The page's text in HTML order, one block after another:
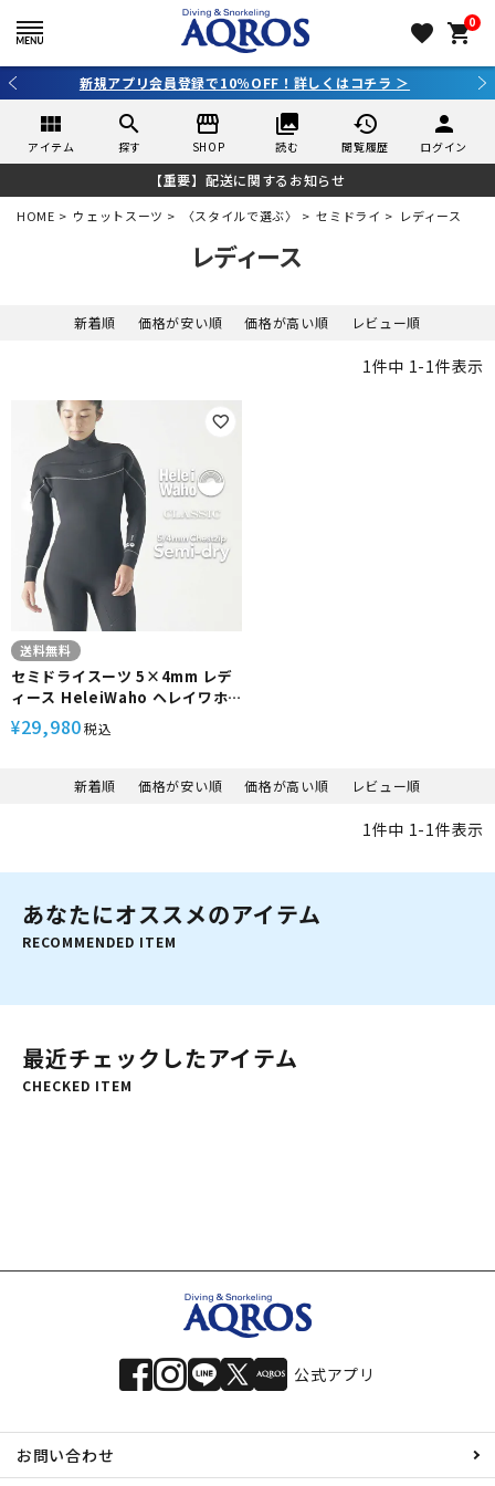
favorite 0
shopping_cart
新規アプリ会員登録で10％OFF！詳しくはコチラ ＞
view_module
アイテム
search
探す
storefront
SHOP
collections
読む
history
閲覧履歴
person
ログイン
【重要】配送に関するお知らせ
HOME ウェットスーツ 〈スタイルで選ぶ〉 セミドライ レディース
レディース
新着順 価格が安い順 価格が高い順 レビュー順
1件中 1-1件表示
送料無料
セミドライスーツ 5×4mm レデ
ィース HeleiWaho ヘレイワホ
Classic 裏起毛 ジャージ ストレ
ッチ ウエットスーツ 防寒 保温
¥29,980税込
新着順 価格が安い順 価格が高い順 レビュー順
1件中 1-1件表示
あなたにオススメのアイテム
RECOMMENDED ITEM
最近チェックしたアイテム
CHECKED ITEM
公式アプリ
お問い合わせ